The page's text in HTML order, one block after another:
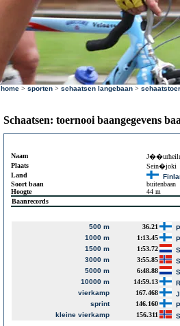
home > sporten > schaatsen langebaan >
Schaatsen: toernooi baangegevens
Naam
Plaats
Sein�joki
Land
Soort baan
buitenbaan
Hoogte
44 m
Baanrecords
500 m 36.21
1000 m
1:13.45
1500 m
1:53.72
3000 m
3:55.85
5000 m
6:48.88
10000 m
14:59.13
vierkamp
167.468
sprint
146.160
kleine vierkamp
156.311